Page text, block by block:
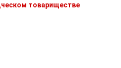
товариществе